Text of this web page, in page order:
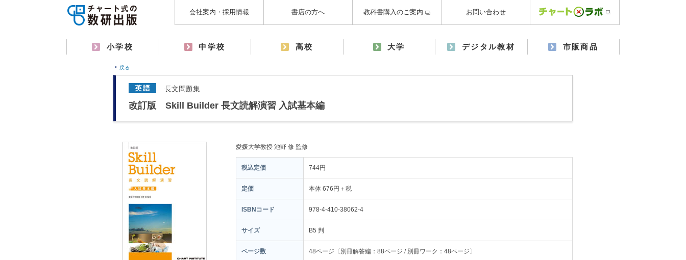
会社案内・採用情報 書店の方へ 教科書購入のご案内 お問い合わせ
小学校 中学校 高校 大学 デジタル教材 市販商品
戻る
長文問題集
改訂版 Skill Builder 長文読解演習 入試基本編
愛媛大学教授 池野 修 監修
税込定価 744円
定価 本体 676円＋税
ISBNコード 978-4-410-38062-4
サイズ B5 判
ページ数 48ページ〔別冊解答編：88ページ / 別冊ワーク：48ページ〕